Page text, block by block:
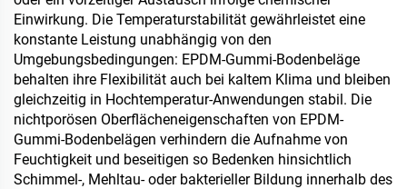
Einwirkung. Die Temperaturstabilität gewährleistet eine
konstante Leistung unabhängig von den
Umgebungsbedingungen: EPDM-Gummi-Bodenbeläge
behalten ihre Flexibilität auch bei kaltem Klima und bleiben
gleichzeitig in Hochtemperatur-Anwendungen stabil. Die
nichtporösen Oberflächeneigenschaften von EPDM-
Gummi-Bodenbelägen verhindern die Aufnahme von
Feuchtigkeit und beseitigen so Bedenken hinsichtlich
Schimmel-, Mehltau- oder bakterieller Bildung innerhalb des